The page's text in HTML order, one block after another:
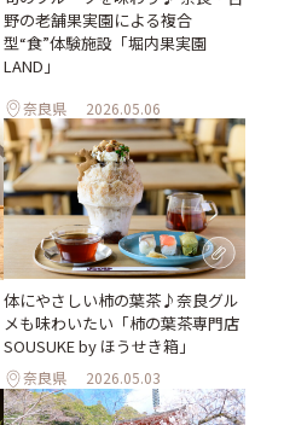
野の老舗果実園による複合
型“食”体験施設「堀内果実園
LAND」
奈良県 2026.05.06
体にやさしい柿の葉茶♪奈良グル
メも味わいたい「柿の葉茶専門店
SOUSUKE by ほうせき箱」
奈良県 2026.05.03